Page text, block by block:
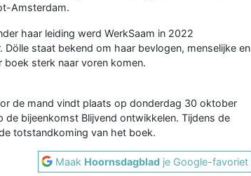
Amsterdam.
haar leiding werd WerkSaam in 2022
staat bekend om haar bevlogen, menselijke en
boek sterk naar voren komen.
de mand vindt plaats op donderdag 30 oktober
bijeenkomst Blijvend ontwikkelen. Tijdens de
totstandkoming van het boek.
Maak Hoornsdagblad je Google-favoriet